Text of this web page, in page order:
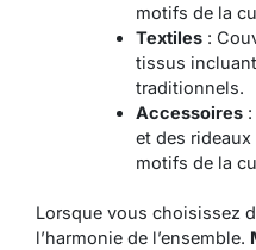
motifs de la
Textiles:
tissus
traditionnels.
Accessoires:
et des
motifs de la
Lorsque vous choisissez
l’harmonie de l’ensemble.